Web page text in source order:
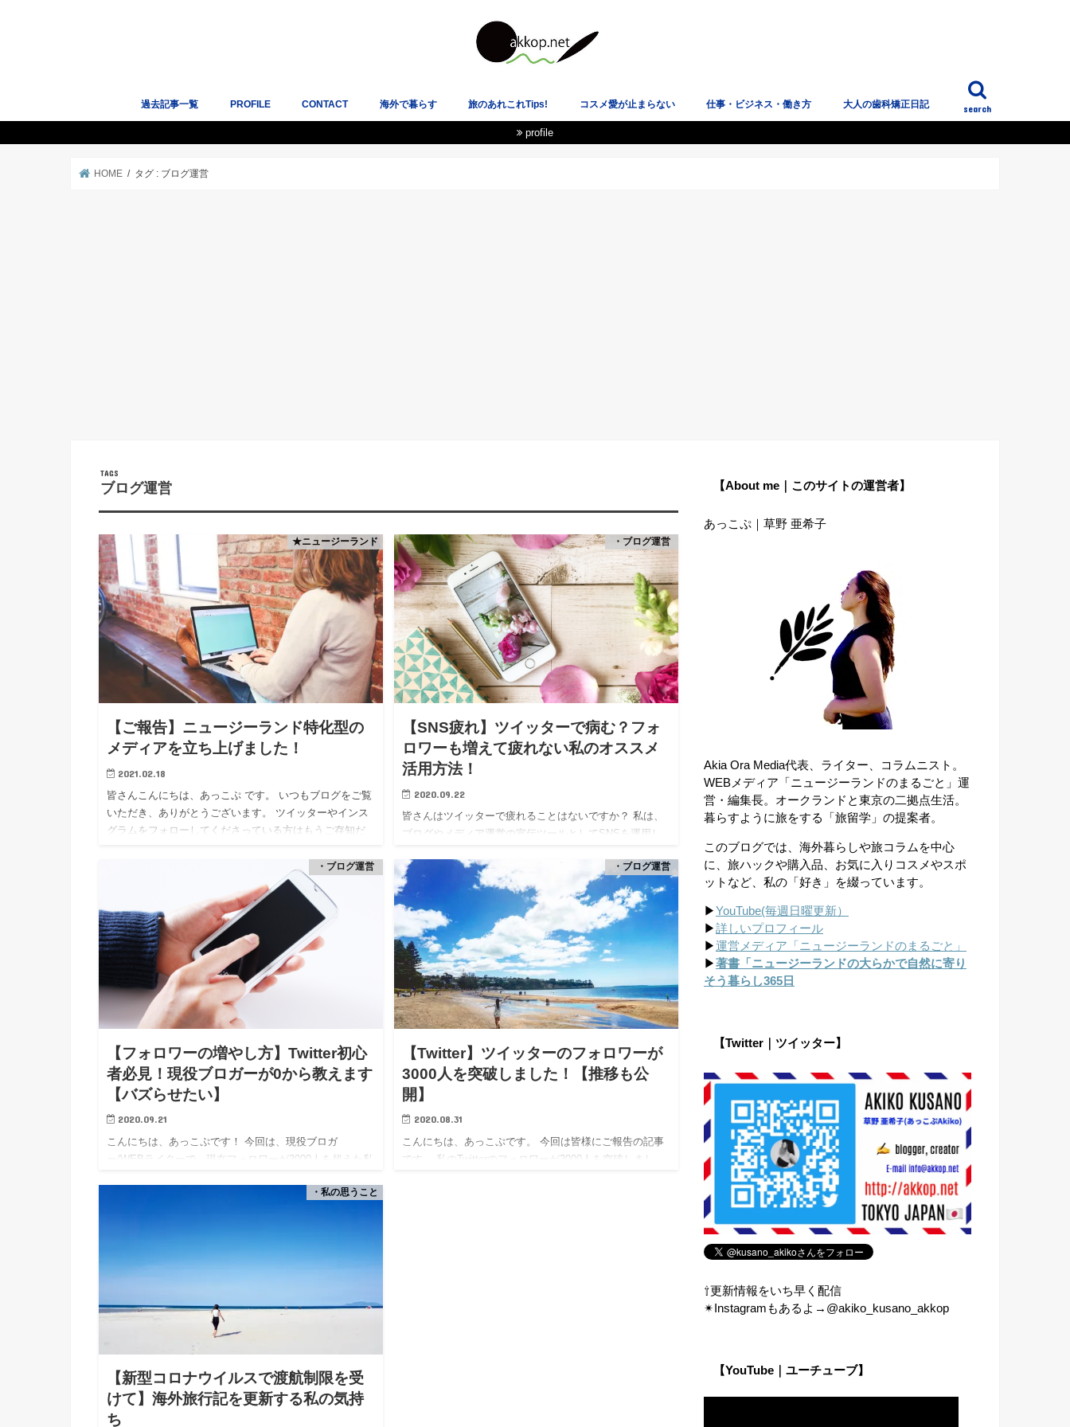
search
過去記事一覧 PROFILE CONTACT 海外で暮らす 旅のあれこれTips!
飛行機も空港も大好き！
電車オタクのLOVE乗り物！
国際恋愛・海外の恋愛観
コスメ愛が止まらない 仕事・ビジネス・働き方 大人の歯科矯正日記
profile
HOME タグ : ブログ運営
ブログ運営
★ニュージーランド
【ご報告】ニュージーランド特化型の
メディアを立ち上げました！
2021.02.18
皆さんこんにちは、あっこぷ です。 いつもブログをご覧
いただき、ありがとうございます。 ツイッターやインス
グラムをフォローしてくださっている方はもうご存知だ
・ブログ運営
【SNS疲れ】ツイッターで病む？フォ
ロワーも増えて疲れない私のオススメ
活用方法！
2020.09.22
皆さんはツイッターで疲れることはないですか？ 私は、
ブログやメディア運営の宣伝ツールとしてSNSを運用し
もあります。 けれど、現在の運用スタイルに変えてから
は、疲れること…
・ブログ運営
【フォロワーの増やし方】Twitter初心
者必見！現役ブロガーが0から教えます
【バズらせたい】
2020.09.21
こんにちは、あっこぷです！ 今回は、現役ブロガ
ー/WEBライターで、現在フォロワーが3000人を超えた私
の記事はツイッター初心者（フォロワー0人〜300人）向
・ブログ運営
【Twitter】ツイッターのフォロワーが
3000人を突破しました！【推移も公
開】
2020.08.31
こんにちは、あっこぷです。 今回は皆様にご報告の記事
です。 私のTwitterのフォロワーが3000人を突破しまし
・私の思うこと
【新型コロナウイルスで渡航制限を受
けて】海外旅行記を更新する私の気持
ち
【About me｜このサイトの運営者】
あっこぷ｜草野 亜希子
Akia Ora Media代表、ライター、コラムニスト。
WEBメディア「ニュージーランドのまるごと」運
営・編集長。オークランドと東京の二拠点生活。
暮らすように旅をする「旅留学」の提案者。
このブログでは、海外暮らしや旅コラムを中心
に、旅ハックや購入品、お気に入りコスメやスポ
ットなど、私の「好き」を綴っています。
▶︎YouTube(毎週日曜更新）
▶︎詳しいプロフィール
▶︎運営メディア「ニュージーランドのまるごと」
▶︎著書「ニュージーランドの大らかで自然に寄り
そう暮らし365日
【Twitter｜ツイッター】
⇧更新情報をいち早く配信
✴︎Instagramもあるよ→@akiko_kusano_akkop
【YouTube｜ユーチューブ】